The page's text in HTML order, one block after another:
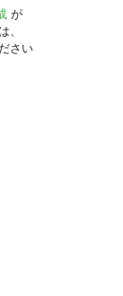
が
、
さい